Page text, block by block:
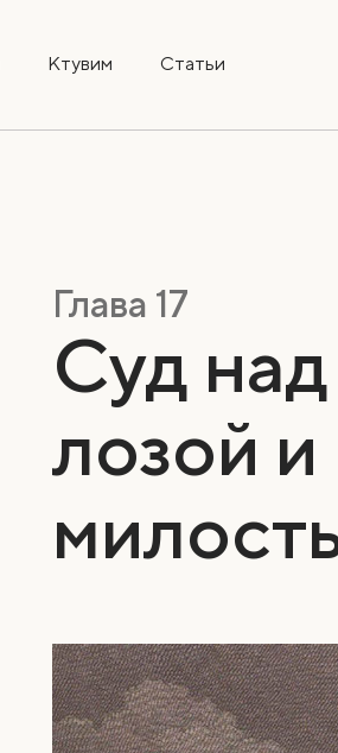
Ктувим Статьи
Глава 17
Суд
лозой